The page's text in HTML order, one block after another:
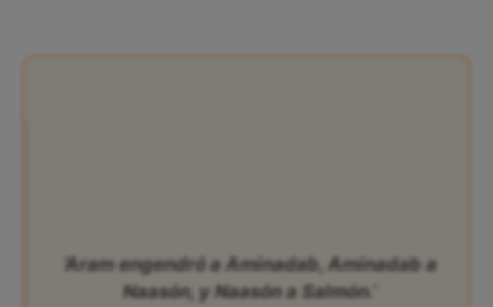
‘Aram engendró a Aminadab, Aminadab a
Naasón, y Naasón a Salmón.’